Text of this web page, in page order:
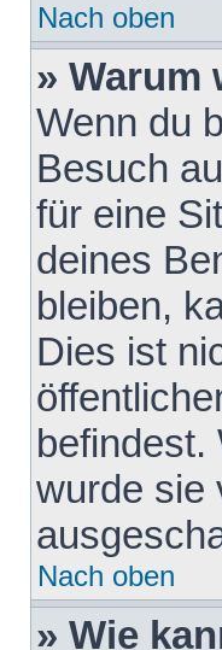
Nach oben
» Warum
Wenn du
Besuch
für eine
deines
bleiben,
Dies ist
befindest.
wurde sie
Nach oben
» Wie